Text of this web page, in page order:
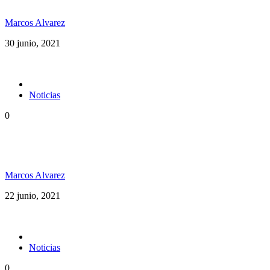
Marcos Alvarez
30 junio, 2021
Noticias
0
Marcos Alvarez
22 junio, 2021
Noticias